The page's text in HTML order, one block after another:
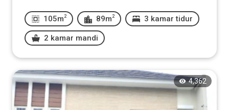
105m 2 89m 2 3 kamar tidur
2 kamar mandi
4,362